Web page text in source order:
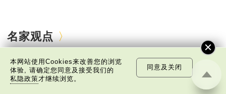
名家观点
本网站使用Cookies来改善您的浏览
体验, 请确定您同意及接受我们的
私隐政策才继续浏览。
同意及关闭